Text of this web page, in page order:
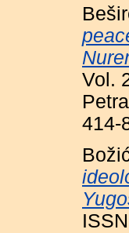
Vol.
414-